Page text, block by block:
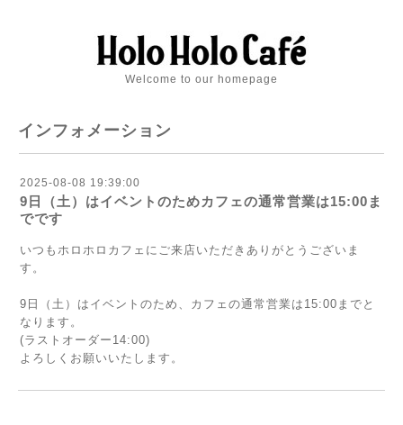
Welcome to our homepage
インフォメーション
2025-08-08 19:39:00
9日（土）はイベントのためカフェの通常営業は15:00ま
でです
いつもホロホロカフェにご来店いただきありがとうございま
す。
9日（土）はイベントのため、カフェの通常営業は15:00までと
なります。
(ラストオーダー14:00)
よろしくお願いいたします。